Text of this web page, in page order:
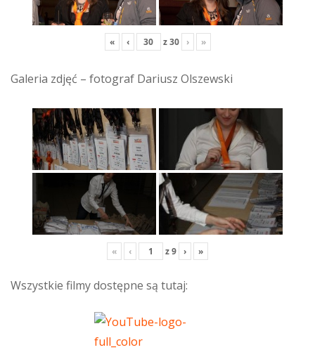
« ‹ z30 › »
Galeria zdjęć – fotograf Dariusz Olszewski
« ‹ z9 › »
Wszystkie filmy dostępne są tutaj: